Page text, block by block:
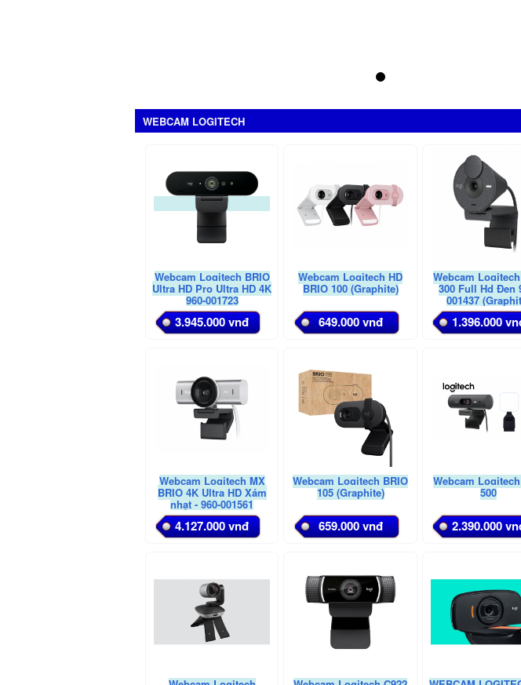
WEBCAM LOGITECH
Webcam Logitech BRIO
Ultra HD Pro Ultra HD 4K
960-001723
3.945.000 vnđ
Webcam Logitech HD
BRIO 100 (Graphite)
649.000 vnđ
Webcam
300 Full Hd Đen
001437
1.396.000
Webcam Logitech MX
BRIO 4K Ultra HD Xám
nhạt - 960-001561
4.127.000 vnđ
Webcam Logitech BRIO
105 (Graphite)
659.000 vnđ
Webcam
500
2.390.000